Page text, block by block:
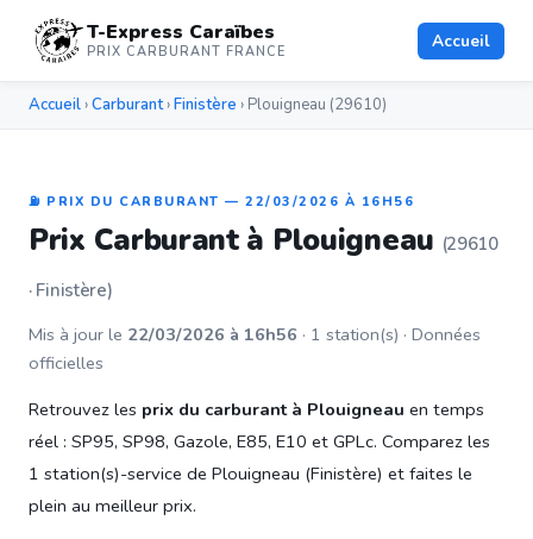
T-Express Caraïbes
PRIX CARBURANT FRANCE Accueil
Accueil ›Carburant›Finistère › Plouigneau (29610)
⛽ PRIX DU CARBURANT — 22/03/2026 À 16H56
Prix Carburant à Plouigneau (29610
· Finistère)
Mis à jour le 22/03/2026 à 16h56 · 1 station(s) · Données
officielles
Retrouvez les prix du carburant à Plouigneau en temps
réel : SP95, SP98, Gazole, E85, E10 et GPLc. Comparez les
1 station(s)-service de Plouigneau (Finistère) et faites le
plein au meilleur prix.